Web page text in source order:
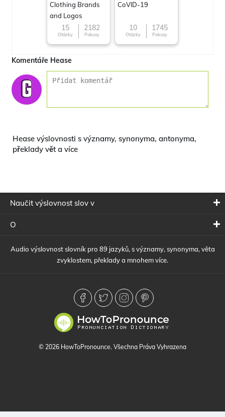
Clothing Brands
and Logos
15
Otázky
2182
Pokusy
CoVID-19
10
Otázky
1745
Pokusy
Komentáře Hease
Hease výslovnosti s významy, synonyma, antonyma,
překlady vět a více
Naučit výslovnost slov v
O
Audio výslovnost slovník pro 89 jazyků, s významy, synonyma, věta
zvyklostem, překlady a mnohem více.
© 2026 HowToPronounce. Všechna Práva Vyhrazena